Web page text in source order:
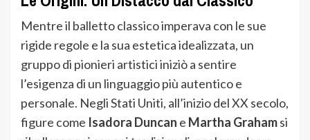
Mentre il balletto classico imperava con le sue
rigide regole e la sua estetica idealizzata, un
gruppo di pionieri artistici iniziò a sentire
l’esigenza di un linguaggio più autentico e
personale. Negli Stati Uniti, all’inizio del XX secolo,
figure come Isadora Duncan e Martha Grahamsi